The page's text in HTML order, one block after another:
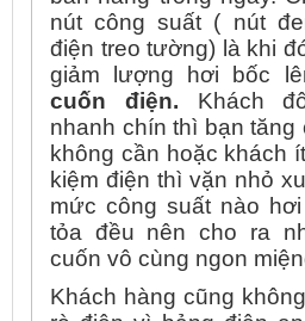
nút công suất ( nút
điện treo tường) là khi
giảm lượng hơi bốc
cuốn điện. Khách
nhanh chín thì bạn tăng
không cần hoặc khách
kiệm điện thì vặn nhỏ
mức công suất nào
tỏa đều nên cho ra
cuốn vô cùng ngon
Khách hàng cũng